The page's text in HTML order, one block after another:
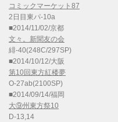
コミックマーケット87
2日目東パ-10a
■2014/11/02/京都
文々。新聞友の会
緋-40(248C/297SP)
■2014/10/12/大阪
第10回東方紅楼夢
O-27ab(2100SP)
■2014/09/14/福岡
大⑨州東方祭10
D-13,14